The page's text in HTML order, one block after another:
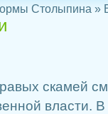
Столыпина »
скамей
власти.